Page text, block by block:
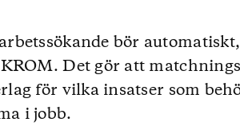
bör
Det gör att
för vilka insatser som
i jobb.